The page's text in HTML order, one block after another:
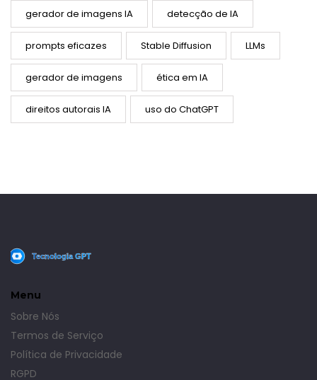
gerador de imagens IA detecção de IA
prompts eficazes Stable Diffusion LLMs
gerador de imagens ética em IA
direitos autorais IA uso do ChatGPT
Menu
Sobre Nós
Termos de Serviço
Política de Privacidade
RGPD